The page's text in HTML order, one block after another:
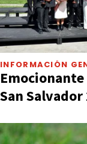
INFORMACIÓN
San Salvador